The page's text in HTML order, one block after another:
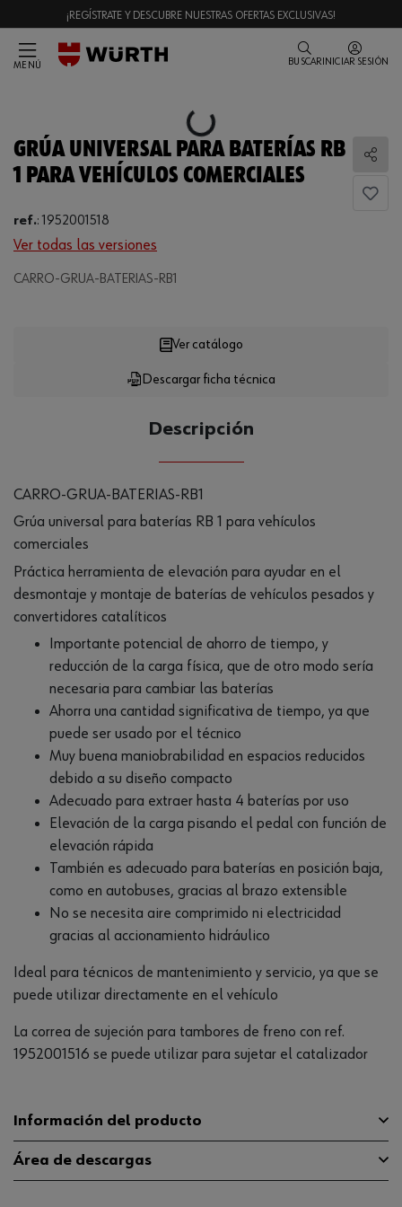
¡REGÍSTRATE Y DESCUBRE NUESTRAS OFERTAS EXCLUSIVAS!
MENÚ BUSCAR INICIAR SESIÓN
Loading...
GRÚA UNIVERSAL PARA BATERÍAS RB
1 PARA VEHÍCULOS COMERCIALES
ref.:1952001518
Ver todas las versiones
CARRO-GRUA-BATERIAS-RB1
Loading...
Descargar ficha técnica
Ver catálogo
Descripción
CARRO-GRUA-BATERIAS-RB1
Grúa universal para baterías RB 1 para vehículos
comerciales
Práctica herramienta de elevación para ayudar en el
desmontaje y montaje de baterías de vehículos pesados y
convertidores catalíticos
Importante potencial de ahorro de tiempo, y
reducción de la carga física, que de otro modo sería
necesaria para cambiar las baterías
Ahorra una cantidad significativa de tiempo, ya que
puede ser usado por el técnico
Muy buena maniobrabilidad en espacios reducidos
debido a su diseño compacto
Adecuado para extraer hasta 4 baterías por uso
Elevación de la carga pisando el pedal con función de
elevación rápida
También es adecuado para baterías en posición baja,
como en autobuses, gracias al brazo extensible
No se necesita aire comprimido ni electricidad
gracias al accionamiento hidráulico
Ideal para técnicos de mantenimiento y servicio, ya que se
puede utilizar directamente en el vehículo
La correa de sujeción para tambores de freno con ref.
1952001516 se puede utilizar para sujetar el catalizador
Información del producto
Longitud 1300 mm
Área de descargas